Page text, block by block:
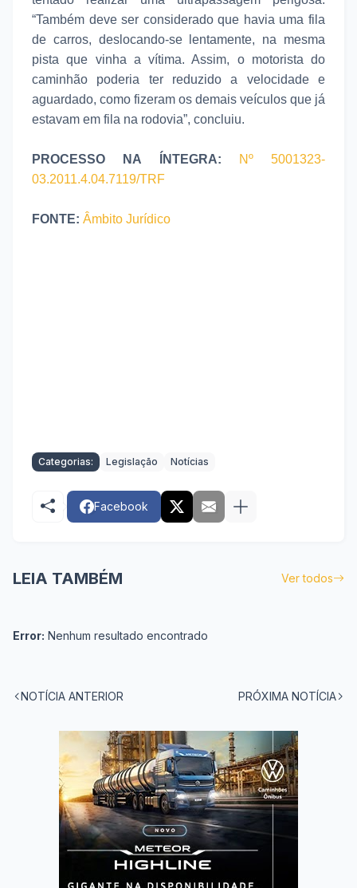
“Também deve ser considerado que havia uma fila
de carros, deslocando-se lentamente, na mesma
pista que vinha a vítima. Assim, o motorista do
caminhão poderia ter reduzido a velocidade e
aguardado, como fizeram os demais veículos que já
estavam em fila na rodovia”, concluiu.
PROCESSO NA ÍNTEGRA:
Nº 5001323-
03.2011.4.04.7119/TRF
FONTE: Âmbito Jurídico
Categorias: Legislação Notícias
Facebook
LEIA TAMBÉM Ver todos
Error: Nenhum resultado encontrado
NOTÍCIA ANTERIOR PRÓXIMA NOTÍCIA